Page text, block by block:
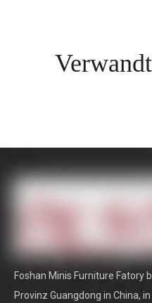
Foshan Minis Furniture Fatory
Provinz Guangdong in China,